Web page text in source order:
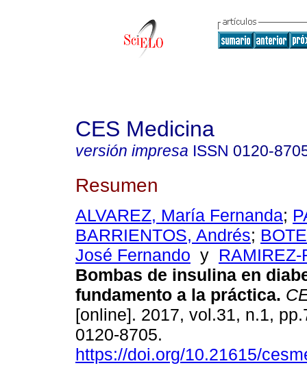
CES Medicina
versión impresa ISSN 0120-
Resumen
ALVAREZ, María Fernanda;
BARRIENTOS, Andrés;
José Fernando y
Bombas de insulina en
fundamento a la práctica.
[online]. 2017, vol.31, n.1,
0120-8705.
https://doi.org/10.21615/